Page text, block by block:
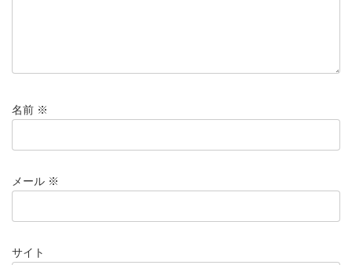
名前 ※
メール ※
サイト